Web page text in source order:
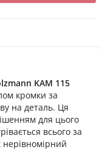
KAM 115
кромки за
на деталь. Ця
для цього
всього за